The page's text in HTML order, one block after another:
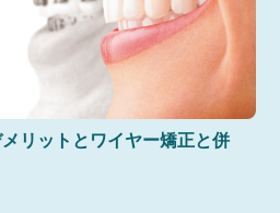
リットとワイヤー矯正と併